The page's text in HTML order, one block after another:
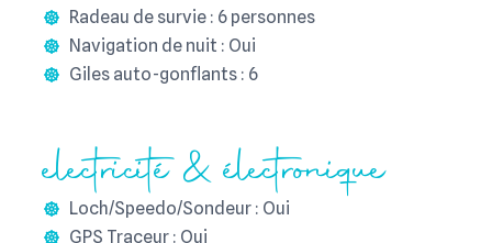
Radeau de survie : 6 personnes
Navigation de nuit : Oui
Giles auto-gonflants : 6
electricité & électronique
Loch/Speedo/Sondeur : Oui
GPS Traceur : Oui